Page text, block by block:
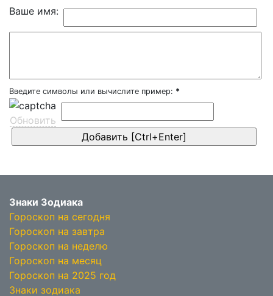
Ваше имя:
Введите символы или вычислите пример: *
Обновить
Знаки Зодиака
Гороскоп на сегодня
Гороскоп на завтра
Гороскоп на неделю
Гороскоп на месяц
Гороскоп на 2025 год
Знаки зодиака